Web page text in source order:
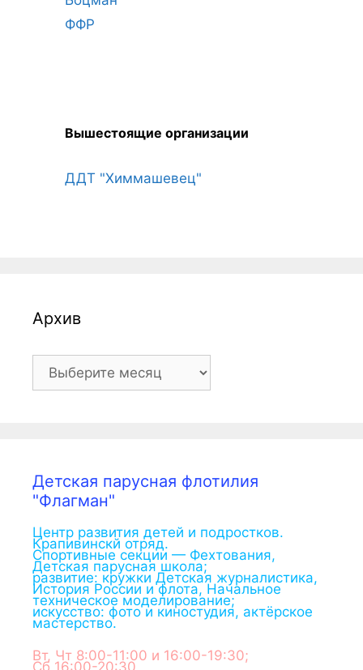
ФФР
Вышестоящие организации
ДДТ "Химмашевец"
Архив
Архив
Детская парусная флотилия
"Флагман"
Центр развития детей и подростков.
Крапивинскй отряд.
Спортивные секции — Фехтования,
Детская парусная школа;
развитие: кружки Детская журналистика,
История России и флота, Начальное
техническое моделирование;
искусство: фото и киностудия, актёрское
мастерство.
Вт, Чт 8:00-11:00 и 16:00-19:30;
Сб 16:00-20:30